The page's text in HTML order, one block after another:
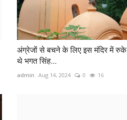
अंग्रेजों से बचने के लिए इस मंदिर में रुके
थे भगत सिंह...
admin Aug 14, 2024 0 16